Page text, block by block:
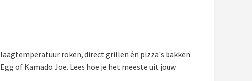
roken, direct grillen én pizza's bakken
of Kamado Joe. Lees hoe je het meeste uit jouw